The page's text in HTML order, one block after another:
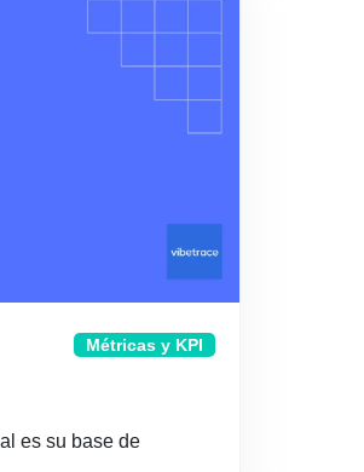
Métricas y KPI
es su base de